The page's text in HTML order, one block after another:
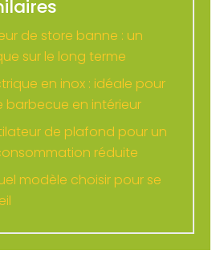
de store banne : un
sur le long terme
en inox : idéale pour
barbecue en intérieur
de plafond pour un
réduite
modèle choisir pour se